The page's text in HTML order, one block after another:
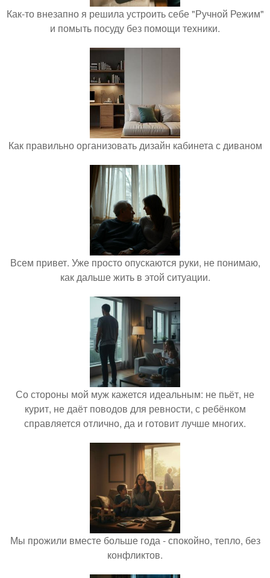
Как-то внезапно я решила устроить себе "Ручной Режим"
и помыть посуду без помощи техники.
Как правильно организовать дизайн кабинета с диваном
Всем привет. Уже просто опускаются руки, не понимаю,
как дальше жить в этой ситуации.
Со стороны мой муж кажется идеальным: не пьёт, не
курит, не даёт поводов для ревности, с ребёнком
справляется отлично, да и готовит лучше многих.
Мы прожили вместе больше года - спокойно, тепло, без
конфликтов.